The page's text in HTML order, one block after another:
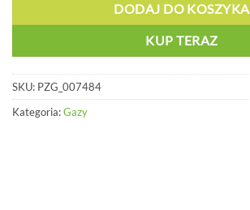
DODAJ DO KOSZYKA
KUP TERAZ
SKU: PZG_007484
Kategoria:Gazy